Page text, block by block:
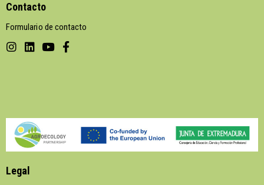
Contacto
Formulario de contacto
Legal